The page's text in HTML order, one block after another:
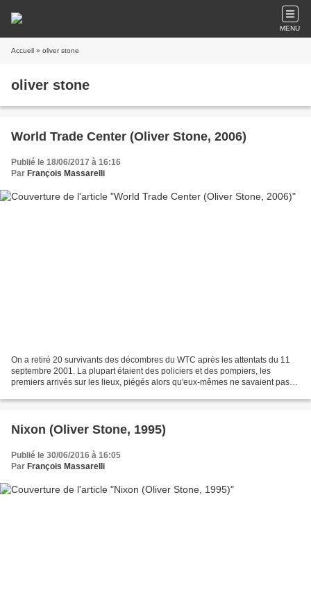
MENU
Accueil » oliver stone
oliver stone
World Trade Center (Oliver Stone, 2006)
Publié le 18/06/2017 à 16:16
Par François Massarelli
On a retiré 20 survivants des décombres du WTC après les attentats du 11
septembre 2001. La plupart étaient des policiers et des pompiers, les
premiers arrivés sur les lieux, piégés alors qu'eux-mêmes ne savaient pas
Nixon (Oliver Stone, 1995)
Publié le 30/06/2016 à 16:05
Par François Massarelli